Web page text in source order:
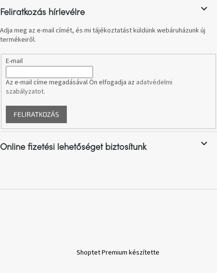
Formwood
kollekció
Most
A
nyári
hullámon
Fedezze
fel
sötét
Feliratkozás hírlevélre
Adja meg az e-mail címét, és mi tájékoztatást küldünk webáruházunk új
termékeiről.
E-mail
Az e-mail címe megadásával Ön elfogadja az adatvédelmi
szabályzatot.
FELIRATKOZÁS
Online fizetési lehetőséget biztosítunk
Shoptet Premium készítette